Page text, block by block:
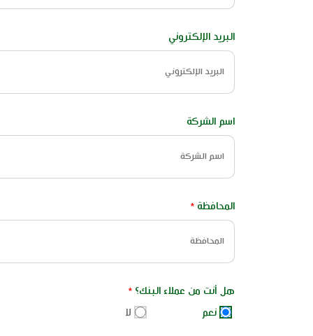
البريد الإلكتروني
اسم الشركة
المحافظة *
المحافظة
هل أنت من عملاء البنك؟ *
نعم لا